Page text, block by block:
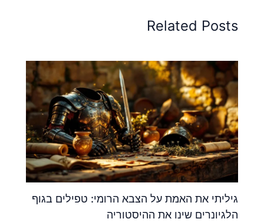
Related Posts
גיליתי את האמת על הצבא הרומי: טפילים בגוף
הלגיונרים שינו את ההיסטוריה